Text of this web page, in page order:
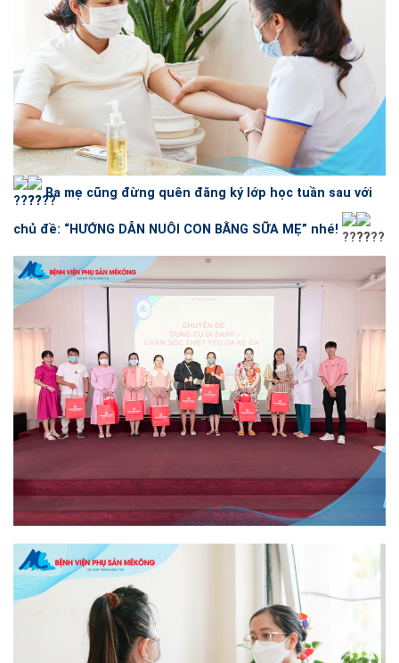
Ba mẹ cũng đừng quên đăng ký lớp học tuần sau với
chủ đề: “HƯỚNG DẪN NUÔI CON BẰNG SỮA MẸ” nhé!